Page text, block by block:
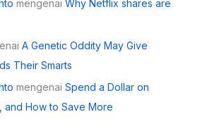
mengenai Why Netflix shares are
A Genetic Oddity May Give
Their Smarts
mengenai Spend a Dollar on
and How to Save More